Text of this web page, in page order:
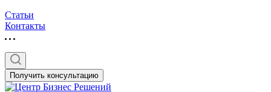
Статьи
Контакты
Получить консультацию